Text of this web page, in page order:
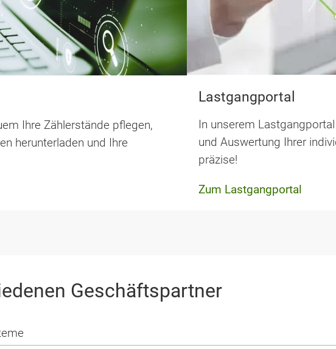
Ihre Zählerstände pflegen,
herunterladen und Ihre
Lastgangportal
In unserem
und Auswertung Ihrer
präzise!
Zum Lastgangportal
Geschäftspartner